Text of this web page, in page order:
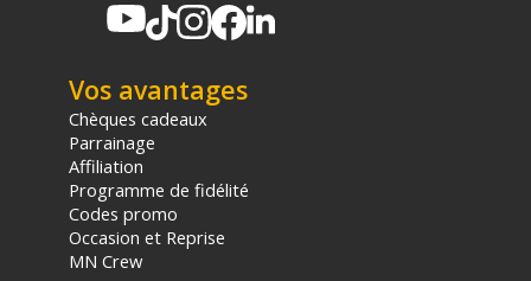
Vos avantages
Chèques cadeaux
Parrainage
Affiliation
Programme de fidélité
Codes promo
Occasion et Reprise
MN Crew